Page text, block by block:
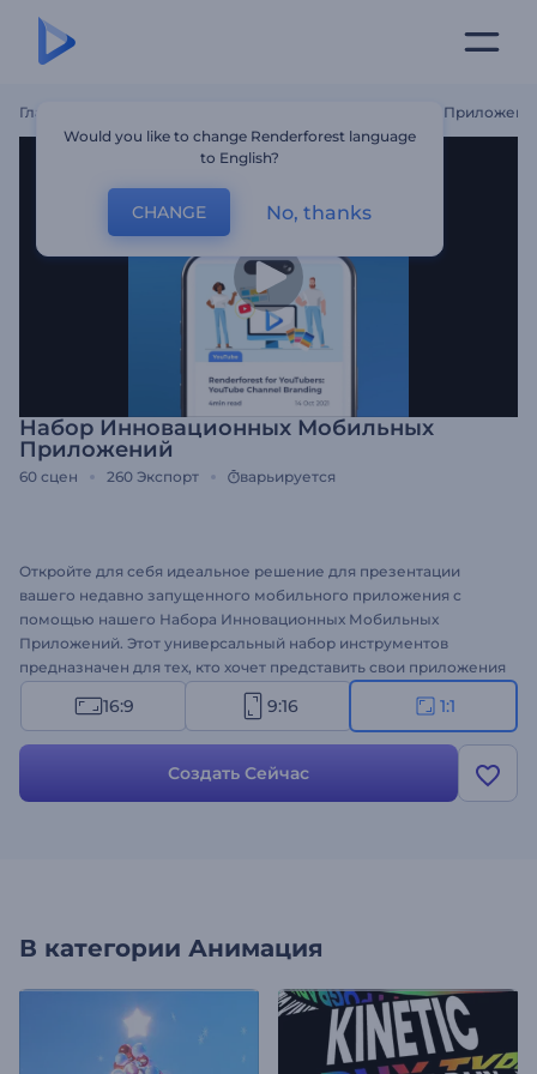
Главная Набор Инновационных Мобильных
Набор Инновационных Мобильных
Приложений
60 сцен 260 Экспорт варьируется
Откройте для себя идеальное решение для презентации
вашего недавно запущенного мобильного приложения с
помощью нашего Набора Инновационных Мобильных
Приложений. Этот универсальный набор инструментов
предназначен для тех, кто хочет представить свои приложения
в модном и увлекательном виде. Легко загружайте скриншоты
вашего приложения, вводите ключевые функции и
подходит для продвижения приложений, представления
новых функций, анонсирования запуска приложений и многих
16:9 9:16 1:1
Создать Сейчас
В категории Анимация
Would you like to change Renderforest language
to English?
CHANGE No, thanks